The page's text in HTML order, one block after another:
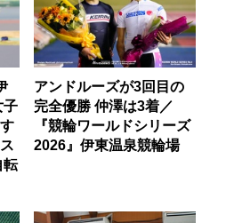
子
転
アンドルーズが3回目の
完全優勝 仲澤は3着／
『競輪ワールドシリーズ
2026』伊東温泉競輪場